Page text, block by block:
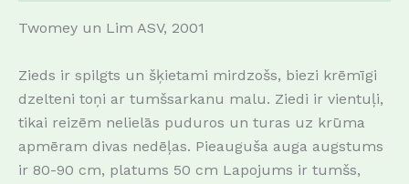
Twomey un Lim ASV, 2001
Zieds ir spilgts un šķietami mirdzošs, biezi krēmīgi
dzelteni toņi ar tumšsarkanu malu. Ziedi ir vientuļi,
tikai reizēm nelielās puduros un turas uz krūma
apmēram divas nedēļas. Pieauguša auga augstums
ir 80-90 cm, platums 50 cm Lapojums ir tumšs,